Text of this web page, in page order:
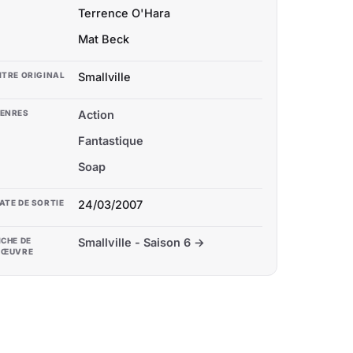
Terrence O'Hara
Mat Beck
ORIGINAL Smallville
Action
Fantastique
Soap
DE SORTIE 24/03/2007
DE
Smallville - Saison 6 →